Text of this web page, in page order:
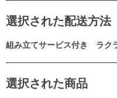
選択された配送方法
組み立てサービス付き ラク
選択された商品